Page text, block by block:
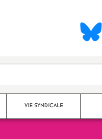
VIE SYNDICALE